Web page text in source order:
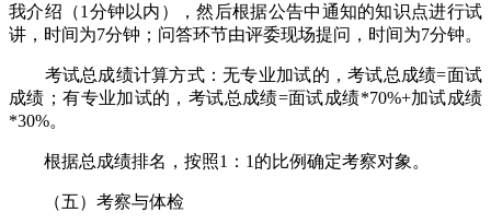
我介绍（1分钟以内），然后根据公告中通知的知识点进行试
讲，时间为7分钟；问答环节由评委现场提问，时间为7分钟。
考试总成绩计算方式：无专业加试的，考试总成绩=面试
成绩；有专业加试的，考试总成绩=面试成绩*70%+加试成绩
*30%。
根据总成绩排名，按照1：1的比例确定考察对象。
（五）考察与体检